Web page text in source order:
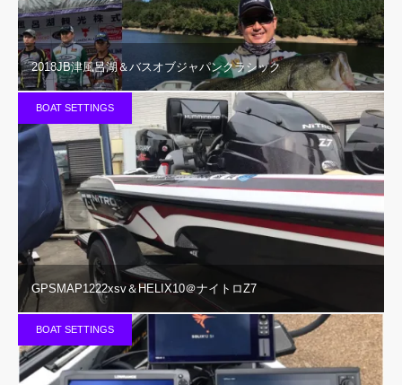
2018JB津風呂湖＆バスオブジャパンクラシック
BOAT SETTINGS
GPSMAP1222xsv＆HELIX10＠ナイトロZ7
BOAT SETTINGS